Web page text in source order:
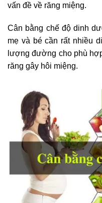
vấn đề về răng miệng.
Cân bằng chế độ dinh
mẹ và bé cần rất nhiều
lượng đường cho phù
răng gây hôi miệng.